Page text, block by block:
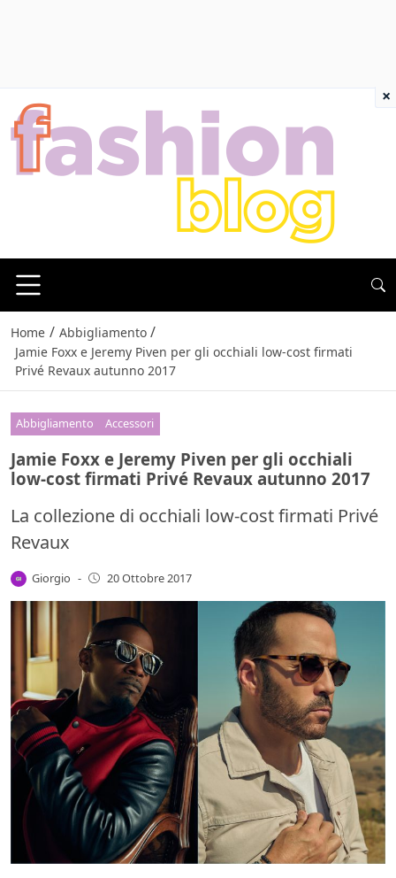
Home / Abbigliamento /
Jamie Foxx e Jeremy Piven per gli occhiali low-cost firmati
Privé Revaux autunno 2017
Abbigliamento Accessori
Jamie Foxx e Jeremy Piven per gli occhiali
low-cost firmati Privé Revaux autunno 2017
La collezione di occhiali low-cost firmati Privé
Revaux
Giorgio - 20 Ottobre 2017
×